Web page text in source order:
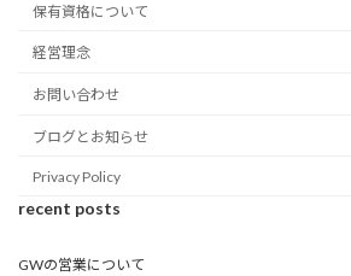
保有資格について
経営理念
お問い合わせ
ブログとお知らせ
Privacy Policy
recent posts
GWの営業について